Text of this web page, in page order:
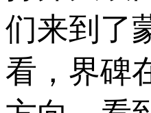
们来到了
看，界碑